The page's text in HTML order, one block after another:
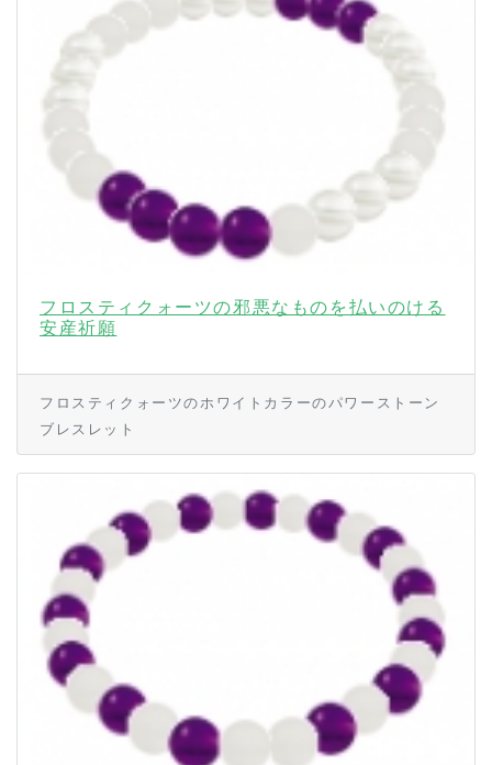
フロスティクォーツの邪悪なものを払いのける
安産祈願
フロスティクォーツのホワイトカラーのパワーストーン
ブレスレット